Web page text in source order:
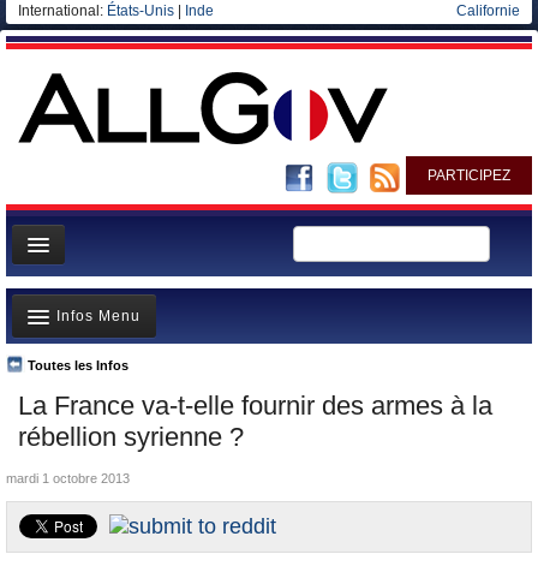
International: États-Unis Inde Californie
PARTICIPEZ
Page d'accueil
Infos
Gouvernement
Ministères/Directions
Blog
Elections européennes
La France va-t-elle fournir des armes à la
rébellion syrienne ?
Toutes les Infos
Infos Menu
A la Une
Polémiques
La France et le Monde
Nominations et Démissions
mardi 1 octobre 2013